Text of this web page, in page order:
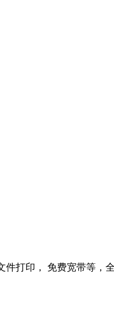
打印， 免费宽带等，